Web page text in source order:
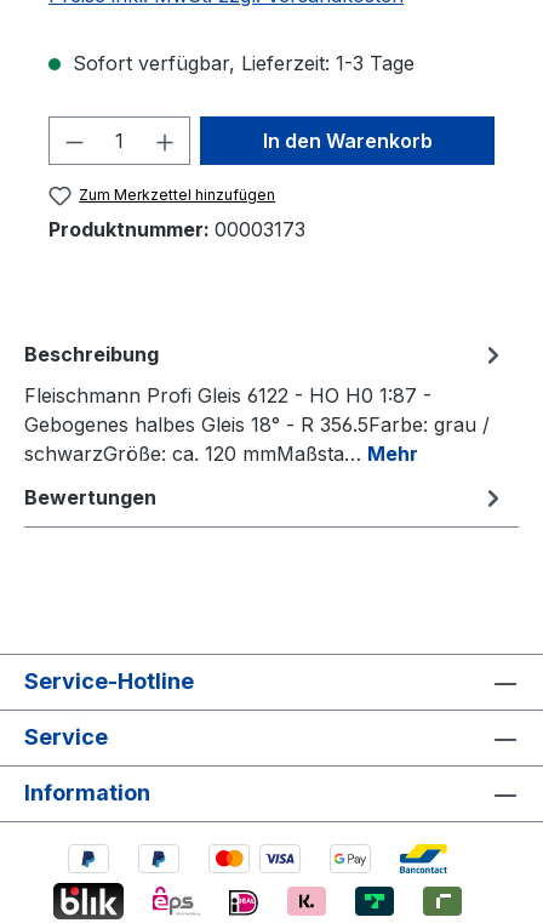
Sofort verfügbar, Lieferzeit: 1-3 Tage
Produkt Anzahl: Gib den
In den Warenkorb
Zum Merkzettel hinzufügen
Produktnummer: 00003173
Beschreibung
Fleischmann Profi Gleis 6122 - HO H0 1:87 -
Gebogenes halbes Gleis 18° - R 356.5Farbe: grau /
schwarzGröße: ca. 120 mmMaßsta… Mehr
Bewertungen
Service-Hotline
Service
Information